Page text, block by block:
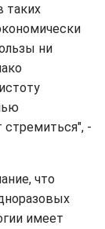
таких
ни
-
что
имеет